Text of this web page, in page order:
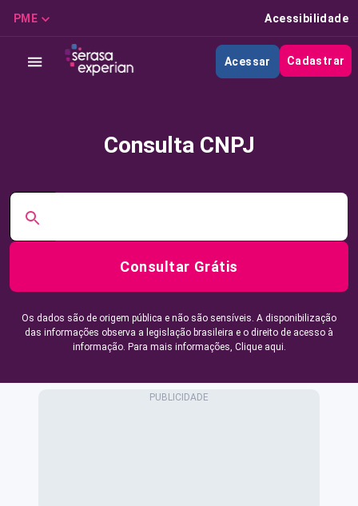
PME Acessibilidade
Acessar Cadastrar
Consulta CNPJ
Consultar Grátis
Os dados são de origem pública e não são sensíveis. A disponibilização
das informações observa a legislação brasileira e o direito de acesso à
informação. Para mais informações, Clique aqui.